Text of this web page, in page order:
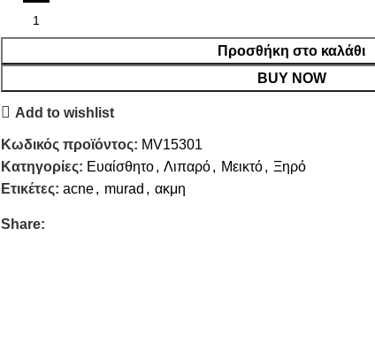
Προσθήκη στο καλάθι
BUY NOW
Add to wishlist
Κωδικός προϊόντος: MV15301
Κατηγορίες: Ευαίσθητο, Λιπαρό, Μεικτό, Ξηρό
Ετικέτες: acne, murad , ακμη
Share: